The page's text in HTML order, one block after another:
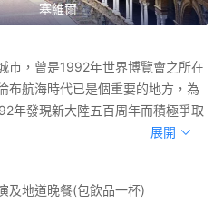
塞維爾
市，曾是1992年世界博覽會之所在
布航海時代已是個重要的地方，為
年發現新大陸五百周年而積極爭取
展開
及地道晚餐(包飲品一杯)